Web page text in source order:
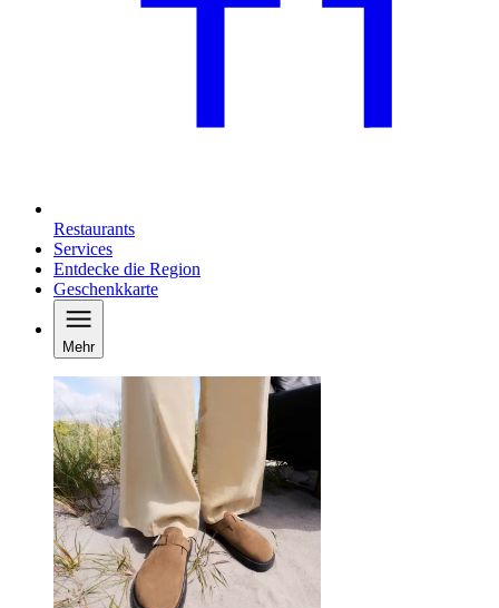
Restaurants
Services
Entdecke die Region
Geschenkkarte
Mehr